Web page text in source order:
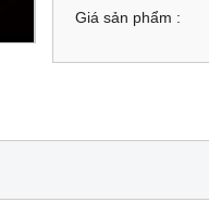
Giá sản phẩm :